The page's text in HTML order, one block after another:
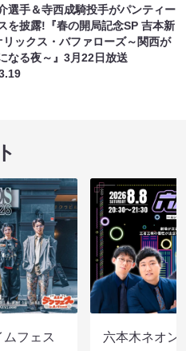
選手＆寺西成騎投手がパンティー
を披露!『春の開局記念SP 吉本新
リックス・バファローズ～関西が
なる夜～』3月22日放送
ムフェス
六本木ネオン